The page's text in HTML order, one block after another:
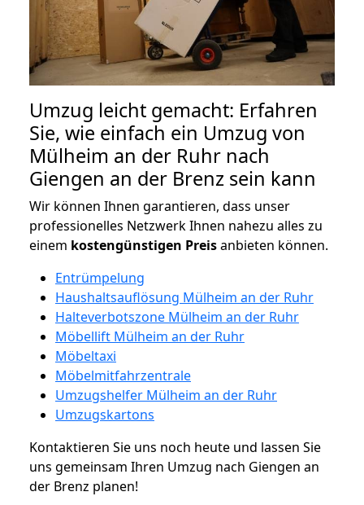
Umzug leicht gemacht: Erfahren
Sie, wie einfach ein Umzug von
Mülheim an der Ruhr nach
Giengen an der Brenz sein kann
Wir können Ihnen garantieren, dass unser
professionelles Netzwerk Ihnen nahezu alles zu
einem kostengünstigen Preisanbieten können.
Entrümpelung
Haushaltsauflösung Mülheim an der Ruhr
Halteverbotszone Mülheim an der Ruhr
Möbellift Mülheim an der Ruhr
Möbeltaxi
Möbelmitfahrzentrale
Umzugshelfer Mülheim an der Ruhr
Umzugskartons
Kontaktieren Sie uns noch heute und lassen Sie
uns gemeinsam Ihren Umzug nach Giengen an
der Brenz planen!